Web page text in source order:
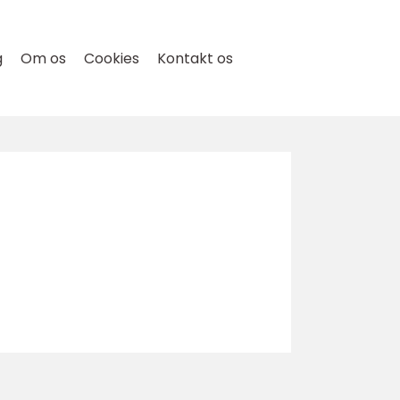
Om os Cookies Kontakt os